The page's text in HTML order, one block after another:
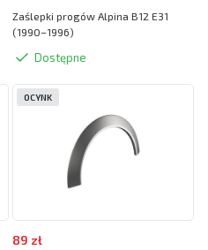
Zaślepki progów Alpina B12 E31
(1990–1996)
Dostępne
89 zł
OCYNK